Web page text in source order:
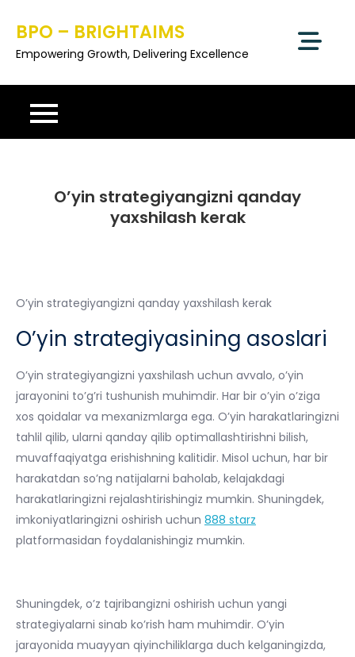
content
BPO – BRIGHTAIMS
Empowering Growth, Delivering Excellence
O’yin strategiyangizni qanday
yaxshilash kerak
O’yin strategiyangizni qanday yaxshilash kerak
O’yin strategiyasining asoslari
O’yin strategiyangizni yaxshilash uchun avvalo, o’yin
jarayonini to’g’ri tushunish muhimdir. Har bir o’yin o’ziga
xos qoidalar va mexanizmlarga ega. O’yin harakatlaringizni
tahlil qilib, ularni qanday qilib optimallashtirishni bilish,
muvaffaqiyatga erishishning kalitidir. Misol uchun, har bir
harakatdan so’ng natijalarni baholab, kelajakdagi
harakatlaringizni rejalashtirishingiz mumkin. Shuningdek,
imkoniyatlaringizni oshirish uchun 888 starz
platformasidan foydalanishingiz mumkin.
Shuningdek, o’z tajribangizni oshirish uchun yangi
strategiyalarni sinab ko’rish ham muhimdir. O’yin
jarayonida muayyan qiyinchiliklarga duch kelganingizda,